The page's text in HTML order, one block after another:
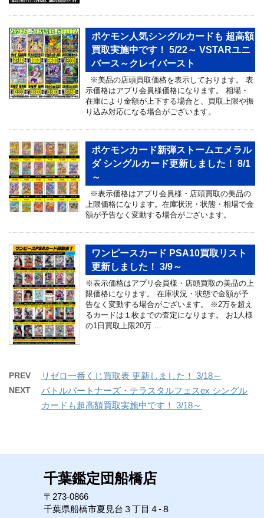
ポケモン人気シングルカードも 超高額
買取実施中です！ 5/22～ VSTARユニ
バース～クレイバースト
※美品の店頭買取価格を表示しております。 表
示価格はアプリ会員様価格になります。 相場・
在庫により金額が上下する場合と、買取上限や振
り込み対応になる場合がございます。
ポケモンカード新弾ストームエメラル
ダ シングルカード更新しました！ 8/1
～
※表示価格はアプリ会員様・店頭買取の美品の
上限価格になります。在庫状況・状態・相場で金
額が予告なく変動する場合がございます。
ワンピースカード PSA10買取リスト
更新しました！ 3/9～
※表示価格はアプリ会員様・店頭買取の美品の上
限価格になります。 在庫状況・状態で金額が予
告なく変動する場合がございます。 ※2万を超え
るカードは１枚までの査定になります。 お1人様
の1日買取上限20万 …
PREV リゼロ一番くじ買取表 更新しました！ 3/18～
NEXT
バトルパートナーズ・テラスタルフェスex シングル
カードも超高額買取実施中です！ 3/18～
千葉鑑定団船橋店
〒273-0866
千葉県船橋市夏見台３丁目４-８